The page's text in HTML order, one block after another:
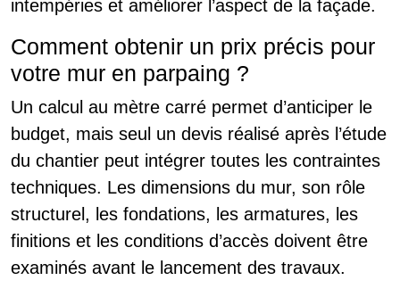
intempéries et améliorer l’aspect de la façade.
Comment obtenir un prix précis pour
votre mur en parpaing ?
Un calcul au mètre carré permet d’anticiper le
budget, mais seul un devis réalisé après l’étude
du chantier peut intégrer toutes les contraintes
techniques. Les dimensions du mur, son rôle
structurel, les fondations, les armatures, les
finitions et les conditions d’accès doivent être
examinés avant le lancement des travaux.